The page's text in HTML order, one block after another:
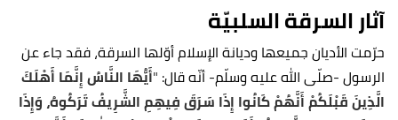
آثار السرقة السلبيّة
حرّمت الأديان جميعها وديانة الإسلام أوّلها السرقة، فقد جاء عن
الرسول -صلّى الله عليه وسلّم- أنّه قال: "أَيُّهَا النَّاسُ إِنَّمَا أَهْلَكَ
الَّذِينَ قَبْلَكُمْ أَنَّهُمْ كَانُوا إِذَا سَرَقَ فِيهِمِ الشَّرِيفُ تَرَكُوهُ، وَإِذَا